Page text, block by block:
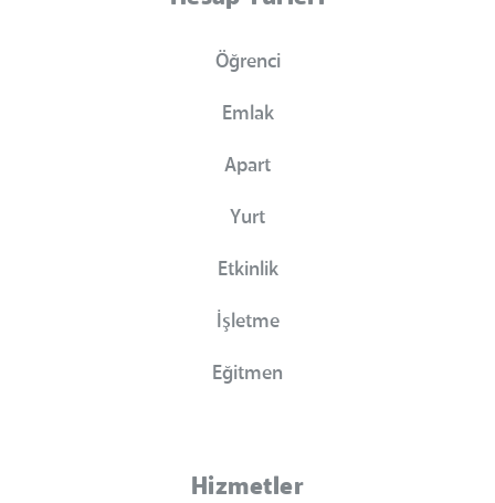
Öğrenci
Emlak
Apart
Yurt
Etkinlik
İşletme
Eğitmen
Hizmetler